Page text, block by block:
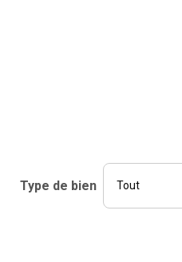
Type de bien